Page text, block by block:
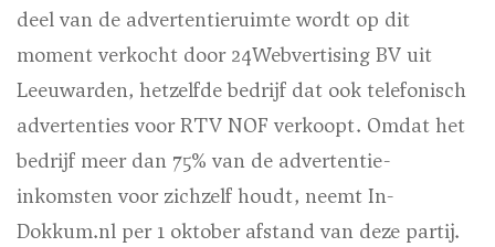
deel van de advertentieruimte wordt op dit
moment verkocht door 24Webvertising BV uit
Leeuwarden, hetzelfde bedrijf dat ook telefonisch
advertenties voor RTV NOF verkoopt. Omdat het
bedrijf meer dan 75% van de advertentie-
inkomsten voor zichzelf houdt, neemt In-
Dokkum.nl per 1 oktober afstand van deze partij.